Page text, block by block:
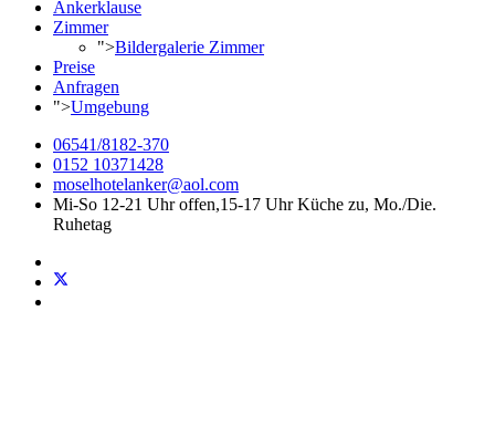
Ankerklause
Zimmer
">Bildergalerie Zimmer
Preise
Anfragen
">Umgebung
06541/8182-370
0152 10371428
moselhotelanker@aol.com
Mi-So 12-21 Uhr offen,15-17 Uhr Küche zu, Mo./Die.
Ruhetag